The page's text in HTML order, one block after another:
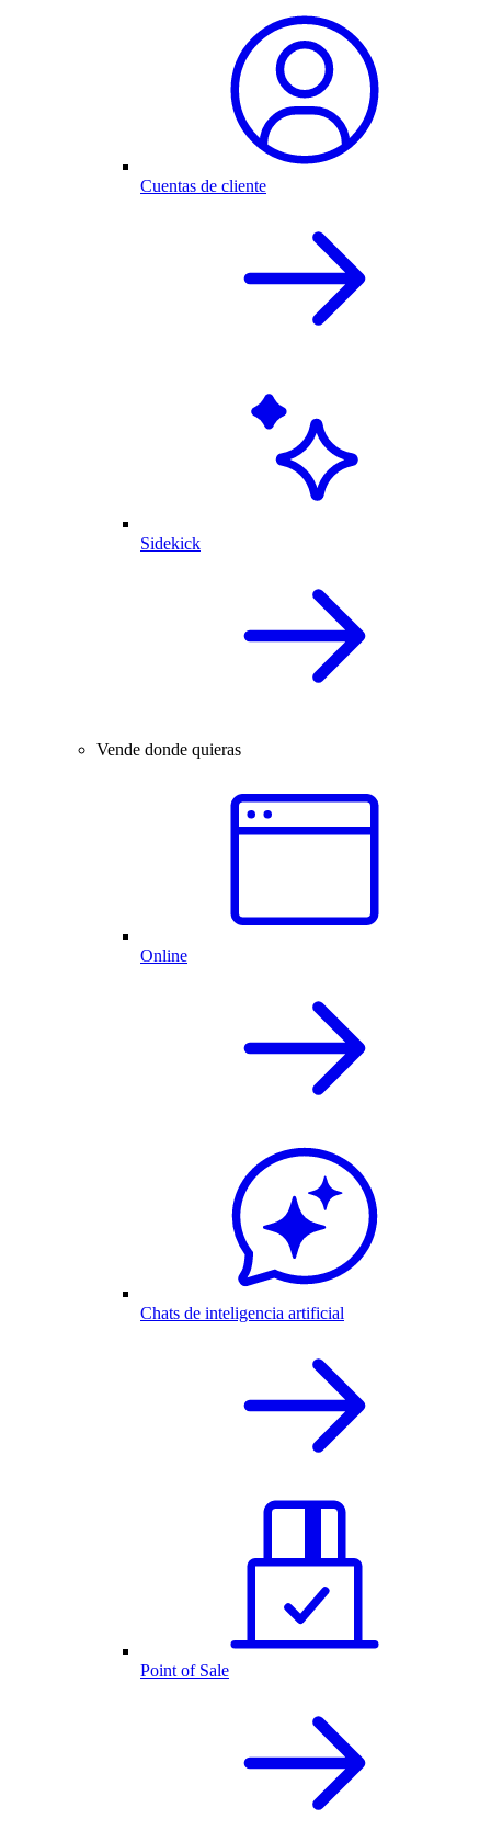
Cuentas de cliente
Sidekick
Vende donde quieras
Online
Chats de inteligencia artificial
Point of Sale